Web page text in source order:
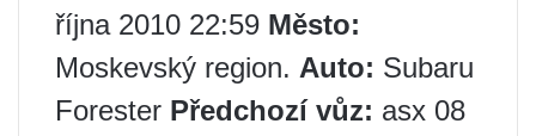
října 2010 22:59 Město:
Moskevský region. Auto: Subaru
Forester Předchozí vůz: asx 08